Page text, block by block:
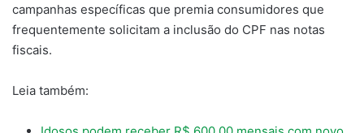
campanhas específicas que premia consumidores que
frequentemente solicitam a inclusão do CPF nas notas
fiscais.
Leia também: